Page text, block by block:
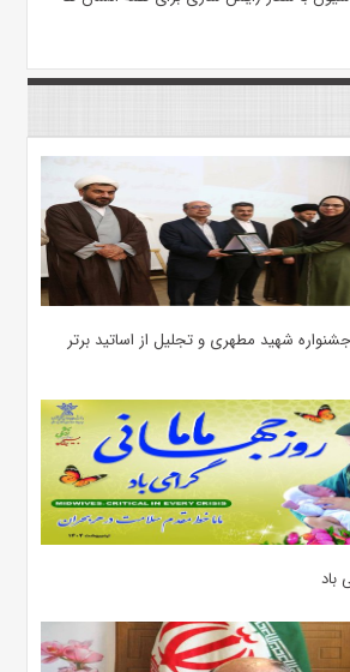
شهید مطهری و تجلیل از اساتید برتر
باد